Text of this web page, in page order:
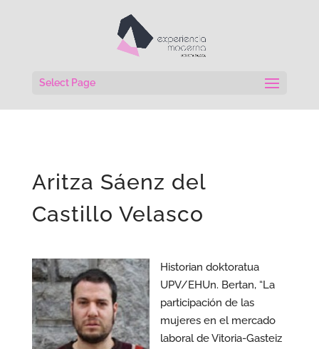
Select Page
Aritza Sáenz del
Castillo Velasco
Historian doktoratua
UPV/EHUn. Bertan, “La
participación de las
mujeres en el mercado
laboral de Vitoria-Gasteiz